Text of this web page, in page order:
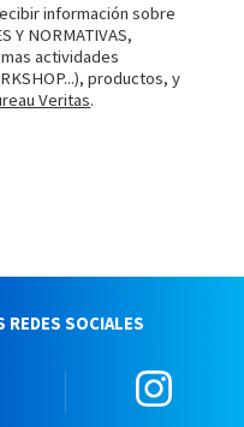
información sobre
Y NORMATIVAS,
actividades
productos, y
Veritas.
REDES SOCIALES